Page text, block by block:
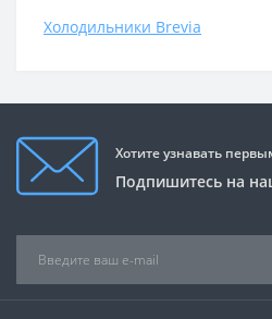
Холодильники Brevia
Хотите узнавать
Подпишитесь на